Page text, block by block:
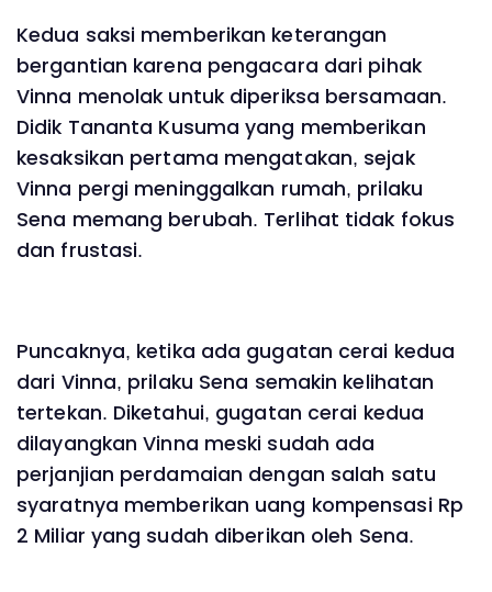
Kedua saksi memberikan keterangan
bergantian karena pengacara dari pihak
Vinna menolak untuk diperiksa bersamaan.
Didik Tananta Kusuma yang memberikan
kesaksikan pertama mengatakan, sejak
Vinna pergi meninggalkan rumah, prilaku
Sena memang berubah. Terlihat tidak fokus
dan frustasi.
Puncaknya, ketika ada gugatan cerai kedua
dari Vinna, prilaku Sena semakin kelihatan
tertekan. Diketahui, gugatan cerai kedua
dilayangkan Vinna meski sudah ada
perjanjian perdamaian dengan salah satu
syaratnya memberikan uang kompensasi Rp
2 Miliar yang sudah diberikan oleh Sena.